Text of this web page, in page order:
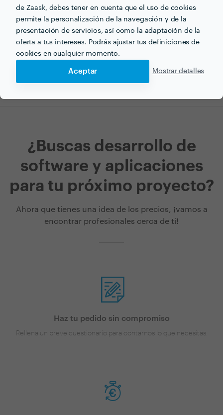
de Zaask, debes tener en cuenta que el uso de cookies
permite la personalización de la navegación y de la
presentación de servicios, así como la adaptación de la
oferta a tus intereses. Podrás ajustar tus definiciones de
cookies en cualquier momento.
Aceptar Mostrar detalles
cada iteración. De esta forma, los resultados de cada
fase se utilizan como punto de partida para desarrollar
el siguiente objetivo. Al final de cada fase, pueden
introducir pequeños cambios paralelamente a la
obtención de más información sobre el proyecto,
haciendo más precisa la estimación de los tiempos.
¿Buscas desarrollo de
software y aplicaciones
para tu próximo proyecto?
Ahora que tienes una idea de los precios, ¡vamos a
encontrar profesionales cerca de ti!
Haz tu pedido sin compromiso
Rellena un breve cuestionario para contarnos lo que necesitas.